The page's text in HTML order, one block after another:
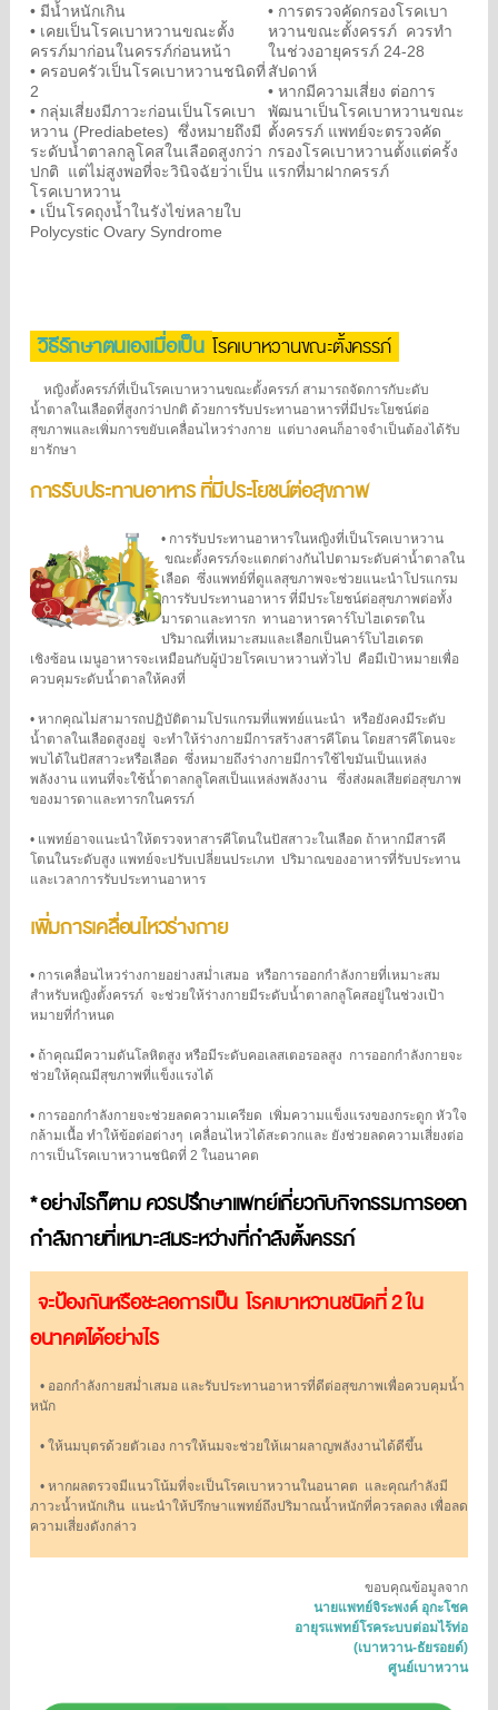
• มีน้ำหนักเกิน
• เคยเป็นโรคเบาหวานขณะตั้ง
ครรภ์มาก่อนในครรภ์ก่อนหน้า
• ครอบครัวเป็นโรคเบาหวานชนิดที่
2
• กลุ่มเสี่ยงมีภาวะก่อนเป็นโรคเบา
หวาน (Prediabetes) ซึ่งหมายถึงมี
ระดับน้ำตาลกลูโคสในเลือดสูงกว่า
ปกติ
แต่ไม่สูงพอที่จะวินิจฉัยว่าเป็น
โรคเบาหวาน
• เป็นโรคถุงน้ำในรังไข่หลายใบ
Polycystic Ovary Syndrome
• การตรวจคัดกรองโรคเบา
หวานขณะตั้งครรภ์ ควรทำ
ในช่วงอายุครรภ์ 24-28
สัปดาห์
• หากมีความเสี่ยง ต่อการ
พัฒนาเป็นโรคเบาหวานขณะ
ตั้งครรภ์ แพทย์จะตรวจคัด
กรองโรคเบาหวานตั้งแต่ครั้ง
แรกที่มาฝากครรภ์
วิธีรักษาตนเองเมื่อเป็นโรคเบาหวานขณะตั้งครรภ์
หญิงตั้งครรภ์ที่เป็นโรคเบาหวานขณะตั้งครรภ์ สามารถจัดการกับะดับ
น้ำตาลในเลือดที่สูงกว่าปกติ ด้วยการรับประทานอาหารที่มีประโยชน์ต่อ
สุขภาพและเพิ่มการขยับเคลื่อนไหวร่างกาย แต่บางคนก็อาจจำเป็นต้องได้รับ
ยารักษา
การรับประทานอาหาร ที่มีประโยชน์ต่อสุขภาพ
• การรับประทานอาหารในหญิงที่เป็นโรคเบาหวาน
ขณะตั้งครรภ์จะแตกต่างกันไปตามระดับค่าน้ำตาลใน
เลือด ซึ่งแพทย์ที่ดูแลสุขภาพจะช่วยแนะนำโปรแกรม
การรับประทานอาหาร ที่มีประโยชน์ต่อสุขภาพต่อทั้ง
มารดาและทารก ทานอาหารคาร์โบไฮเดรตใน
ปริมาณที่เหมาะสมและเลือกเป็นคาร์โบไฮเดรต
เชิงซ้อน เมนูอาหารจะเหมือนกับผู้ป่วยโรคเบาหวานทั่วไป
คือมีเป้าหมายเพื่อ
ควบคุมระดับน้ำตาลให้คงที่
• หากคุณไม่สามารถปฏิบัติตามโปรแกรมที่แพทย์แนะนำ หรือยังคงมีระดับ
น้ำตาลในเลือดสูงอยู่ จะทำให้ร่างกายมีการสร้างสารคีโตน โดยสารคีโตนจะ
พบได้ในปัสสาวะหรือเลือด ซึ่งหมายถึงร่างกายมีการใช้ไขมันเป็นแหล่ง
พลังงาน แทนที่จะใช้น้ำตาลกลูโคสเป็นแหล่งพลังงาน
ซึ่งส่งผลเสียต่อสุขภาพ
ของมารดาและทารกในครรภ์
• แพทย์อาจแนะนำให้ตรวจหาสารคีโตนในปัสสาวะในเลือด ถ้าหากมีสารคี
โตนในระดับสูง แพทย์จะปรับเปลี่ยนประเภท ปริมาณของอาหารที่รับประทาน
และเวลาการรับประทานอาหาร
เพิ่มการเคลื่อนไหวร่างกาย
• การเคลื่อนไหวร่างกายอย่างสม่ำเสมอ หรือการออกกำลังกายที่เหมาะสม
สำหรับหญิงตั้งครรภ์ จะช่วยให้ร่างกายมีระดับน้ำตาลกลูโคสอยู่ในช่วงเป้า
หมายที่กำหนด
• ถ้าคุณมีความดันโลหิตสูง หรือมีระดับคอเลสเตอรอลสูง การออกกำลังกายจะ
ช่วยให้คุณมีสุขภาพที่แข็งแรงได้
• การออกกำลังกายจะช่วยลดความเครียด เพิ่มความแข็งแรงของกระดูก หัวใจ
กล้ามเนื้อ ทำให้ข้อต่อต่างๆ เคลื่อนไหวได้สะดวกและ ยังช่วยลดความเสี่ยงต่อ
การเป็นโรคเบาหวานชนิดที่ 2 ในอนาคต
* อย่างไรก็ตาม ควรปรึกษาแพทย์เกี่ยวกับกิจกรรมการออก
กำลังกายที่เหมาะสมระหว่างที่กำลังตั้งครรภ์
จะป้องกันหรือชะลอการเป็น โรคเบาหวานชนิดที่ 2 ใน
อนาคตได้อย่างไร
• ออกกำลังกายสม่ำเสมอ และรับประทานอาหารที่ดีต่อสุขภาพเพื่อควบคุมน้ำ
หนัก
• ให้นมบุตรด้วยตัวเอง การให้นมจะช่วยให้เผาผลาญพลังงานได้ดีขึ้น
• หากผลตรวจมีแนวโน้มที่จะเป็นโรคเบาหวานในอนาคต และคุณกำลังมี
ภาวะน้ำหนักเกิน แนะนำให้ปรึกษาแพทย์ถึงปริมาณน้ำหนักที่ควรลดลง เพื่อลด
ความเสี่ยงดังกล่าว
ขอบคุณข้อมูลจาก
นายแพทย์จิระพงค์ อุกะโชค
อายุรแพทย์โรคระบบต่อมไร้ท่อ
(เบาหวาน-ธัยรอยด์)
ศูนย์เบาหวาน